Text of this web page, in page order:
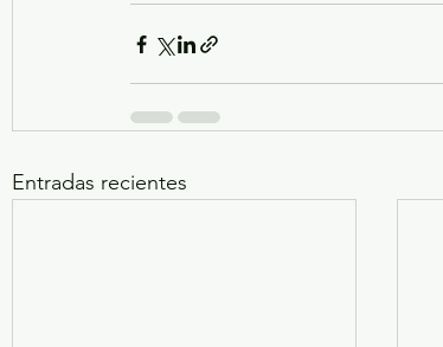
Entradas recientes